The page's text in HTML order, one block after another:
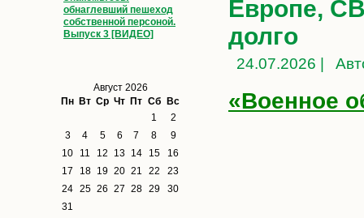
обнаглевший пешеход
собственной персоной.
Выпуск 3 [ВИДЕО]
Август 2026
Пн Вт Ср Чт Пт Сб Вс
1
2
3
4 5 6 7 8
9
10
11 12 13 14 15
16
17
18 19 20 21 22
23
24 25 26 27 28 29
30
31
Европе,
долго
24.07.2026 |
«Военное